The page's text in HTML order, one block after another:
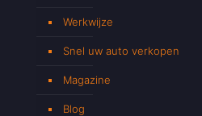
Werkwijze
Snel uw auto verkopen
Magazine
Blog